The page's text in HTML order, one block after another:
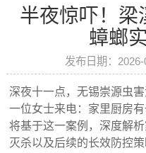
半夜惊吓！梁
蟑螂
发布日期：
深夜十一点，无锡崇源虫
一位女士来电：家里厨房
将基于这一案例，深度解
灭杀以及后续的长效防控